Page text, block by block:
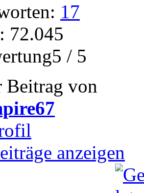
17
72.045
/ 5
Beitrag von
anzeigen